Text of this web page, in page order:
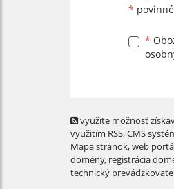
*
*
využite možnosť
využitím RSS, CMS
Mapa stránok,web
domény, registrácia
technický